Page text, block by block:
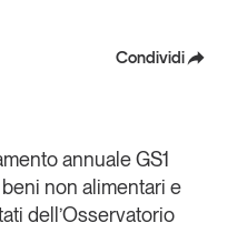
Condividi
Linkedin
annuale GS1
non alimentari e
dell’Osservatorio